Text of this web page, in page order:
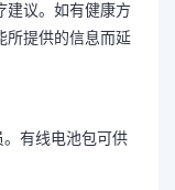
建议。如有健康方
所提供的信息而延
有线电池包可供